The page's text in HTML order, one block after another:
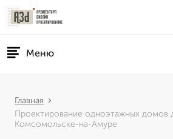
Меню
Главная
Проектирование одноэтажных домов
Комсомольске-на-Амуре